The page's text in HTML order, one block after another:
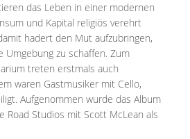
das Leben in einer modernen
und Kapital religiös verehrt
hadert den Mut aufzubringen,
zu schaffen. Zum
treten erstmals auch
waren Gastmusiker mit Cello,
Aufgenommen wurde das Album
Road Studios mit Scott McLean als